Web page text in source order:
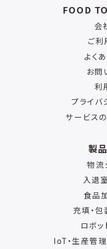
FOOD
会
ご利
よく
お問
利
プライバ
サービス
製
物流
入退
食品
充填・包
ロボッ
IoT・生産管